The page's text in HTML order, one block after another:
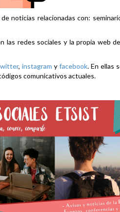
noticias relacionadas con:
redes sociales y la propia web
, instagram y facebook. En ellas
comunicativos actuales.